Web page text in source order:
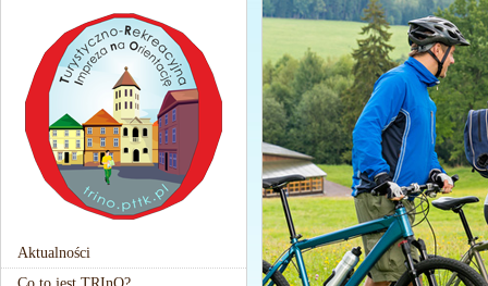
Aktualności